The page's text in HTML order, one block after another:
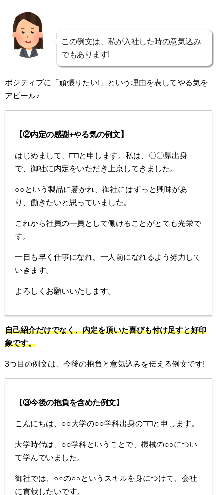
この例文は、私が入社した時の意気込み
でもあります!
ポジティブに「頑張りたい!」という理由を表してやる気を
アピール♪
【②内定の感謝+やる気の例文】
はじめまして、□□と申します。私は、〇〇県出身
で、御社に内定をいただき上京してきました。
○○という製品に惹かれ、御社にはずっと興味があ
り、働きたいと思っていました。
これから社員の一員として働けることがとても光栄で
す。
一日も早く仕事になれ、一人前になれるよう努力して
いきます。
よろしくお願いいたします。
自己紹介だけでなく、内定を頂いた喜びも付け足すと好印
象です。
3つ目の例文は、今後の抱負と意気込みを伝える例文です!
【③今後の抱負を含めた例文】
こんにちは、○○大学の○○学科出身の□□と申します。
大学時代は、○○学科ということで、機械の○○につい
て学んでいました。
御社では、○○の○○というスキルを身につけて、会社
に貢献したいです。